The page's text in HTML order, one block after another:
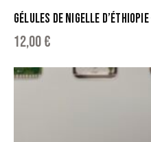
GÉLULES DE NIGELLE
12,00€